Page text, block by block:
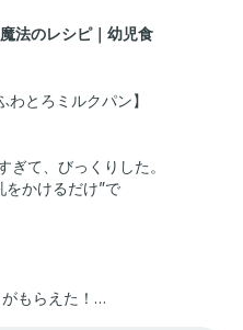
法のレシピ｜幼児食
とろミルクパン】
て、びっくりした。
をかけるだけ”で
もらえた！